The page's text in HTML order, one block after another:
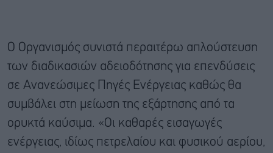
Ο Οργανισμός συνιστά περαιτέρω απλούστευση
των διαδικασιών αδειοδότησης για επενδύσεις
σε Ανανεώσιμες Πηγές Ενέργειας καθώς θα
συμβάλει στη μείωση της εξάρτησης από τα
ορυκτά καύσιμα. «Οι καθαρές εισαγωγές
ενέργειας, ιδίως πετρελαίου και φυσικού αερίου,